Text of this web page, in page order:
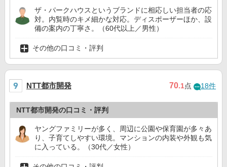
ザ・パークハウスというブランドに相応しい担当者の応
対。内覧時のキメ細かな対応。ディスポーザーほか、設
備の案内の丁寧さ。（60代以上／男性）
その他の口コミ・評判
NTT都市開発 70.1点 18件
NTT都市開発の口コミ・評判
ヤングファミリーが多く、周辺に公園や保育園が多々あ
り、子育てしやすい環境。マンションの内装や外観も気
に入っている。（30代／女性）